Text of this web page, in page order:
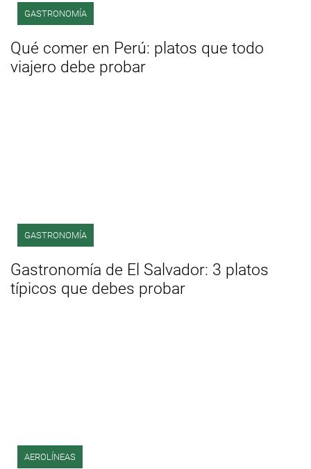
GASTRONOMÍA
Qué comer en Perú: platos que todo
viajero debe probar
GASTRONOMÍA
Gastronomía de El Salvador: 3 platos
típicos que debes probar
AEROLÍNEAS